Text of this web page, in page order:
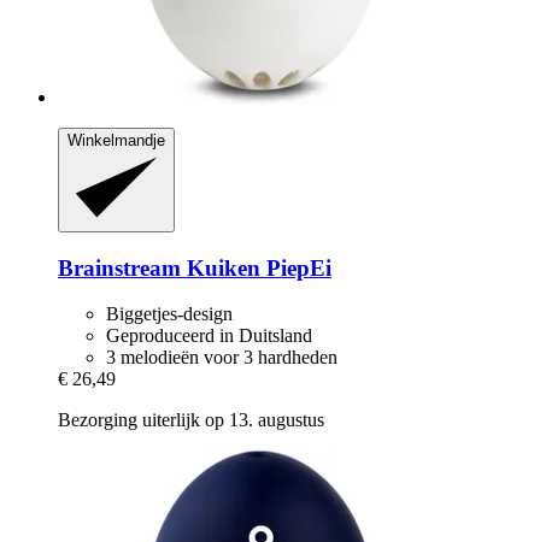
Winkelmandje
Brainstream Kuiken PiepEi
Biggetjes-design
Geproduceerd in Duitsland
3 melodieën voor 3 hardheden
€ 26,49
Bezorging uiterlijk op 13. augustus